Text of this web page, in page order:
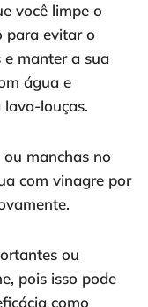
você limpe o
para evitar o
e manter a sua
água e
louças.
manchas no
com vinagre por
ou
pois isso pode
como